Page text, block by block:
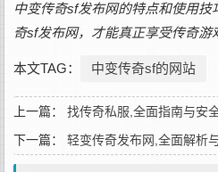
中变传奇sf发布网的特点和使用
奇sf发布网，才能真正享受传奇
本文TAG： 中变传奇sf的网站
上一篇： 找传奇私服,全面指南与安
下一篇： 轻变传奇发布网,全面解析